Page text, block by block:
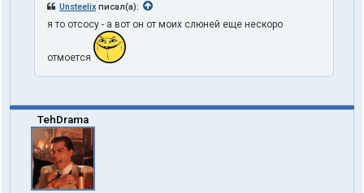
Unsteelix писал(а):
я то отсосу - а вот он от моих слюней еще нескоро
отмоется
TehDrama